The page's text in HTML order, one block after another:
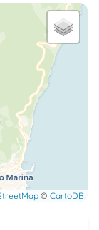
© CartoDB